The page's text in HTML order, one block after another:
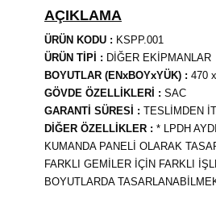
AÇIKLAMA
ÜRÜN KODU : KSPP.001
ÜRÜN TİPİ : DİĞER EKİPMANLAR
BOYUTLAR (ENxBOYxYÜK) : 470
GÖVDE ÖZELLİKLERİ : SAC
GARANTİ SÜRESİ : TESLİMDEN
DİĞER ÖZELLİKLER : * LPDH
KUMANDA PANELİ OLARAK
FARKLI GEMİLER İÇİN FARKLI
BOYUTLARDA